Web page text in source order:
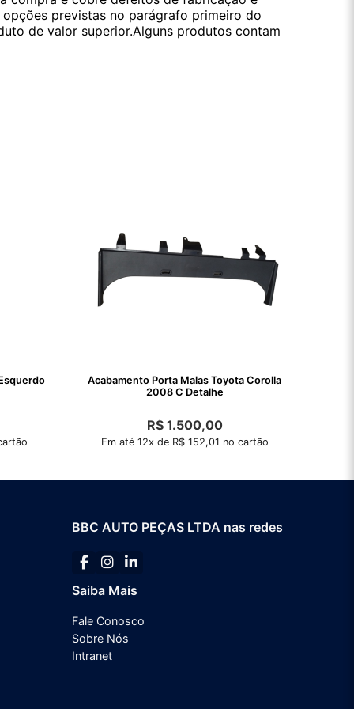
previstas no parágrafo primeiro do
de valor superior.Alguns produtos contam
Acabamento Porta Malas Toyota Corolla
2008 C Detalhe
R$1.500,00
Em até 12x de R$ 152,01 no cartão
BBC AUTO PEÇAS LTDA nas redes
Saiba Mais
Fale Conosco
Sobre Nós
Intranet